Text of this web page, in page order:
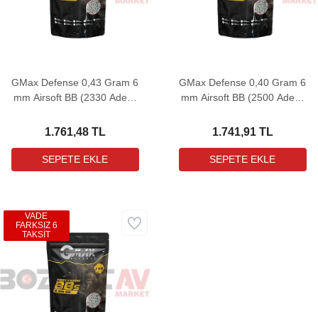
GMax Defense 0,43 Gram 6
mm Airsoft BB (2330 Adet -
1.761,48 TL
GMax Defense 0,40 Gram 6
mm Airsoft BB (2500 Adet -
1.741,91 TL
VADE
FARKSIZ 6
TAKSİT